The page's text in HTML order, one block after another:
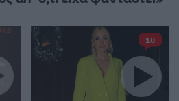
18